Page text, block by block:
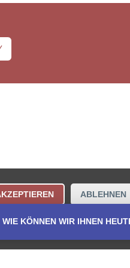
ABLEHNEN
WIE KÖNNEN WIR IHNEN